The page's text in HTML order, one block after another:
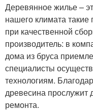
Деревянное жилье –
нашего климата такие
при качественной
производитель: в
дома из бруса
специалисты
технологиям.
древесина прослужит
ремонта.